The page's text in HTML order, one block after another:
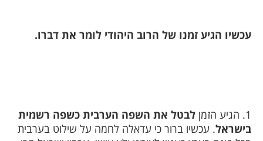
עכשיו הגיע זמנו של הרוב היהודי לומר את דברו.
1. הגיע הזמן
לבטל את השפה הערבית כשפה רשמית
בישראל. עכשיו ברור כי עדאלה לחמה על שילוט בערבית